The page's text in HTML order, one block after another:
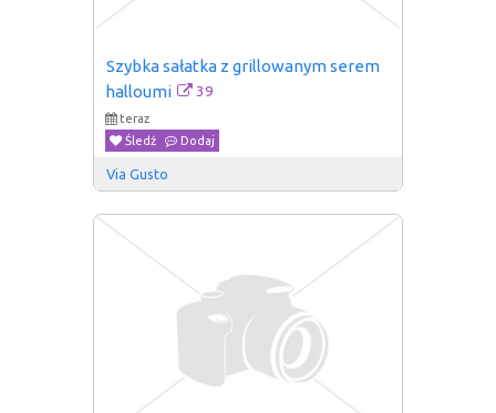
Szybka sałatka z grillowanym serem
halloumi
39
teraz
Śledź
Dodaj
Via Gusto